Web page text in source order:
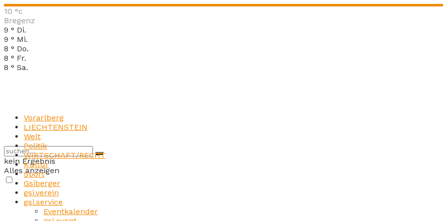
10 °c
Bregenz
9 ° Di.
9 ° Mi.
8 ° Do.
8 ° Fr.
8 ° Sa.
kein Ergebnis
Alles anzeigen
Vorarlberg
LIECHTENSTEIN
Welt
Politik
WIRTSCHAFT/RECHT
Kultur
Sport
Gsiberger
gsi.verein
gsi.service
Eventkalender